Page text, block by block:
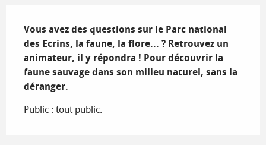
Vous avez des questions sur le Parc national
des Ecrins, la faune, la flore... ? Retrouvez un
animateur, il y répondra ! Pour découvrir la
faune sauvage dans son milieu naturel, sans la
déranger.
Public : tout public.